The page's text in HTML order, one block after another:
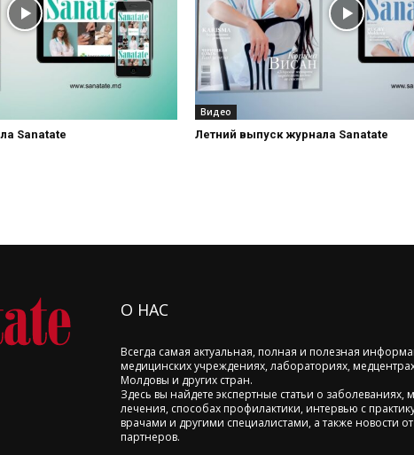
Sanatate
Видео
Летний выпуск журнала Sanatate
О НАС
Всегда самая актуальная, полная и полезная
медицинских учреждениях, лабораториях,
Молдовы и других стран.
Здесь вы найдете экспертные статьи о заболеваниях,
лечения, способах профилактики, интервью с
врачами и другими специалистами, а также новости
партнеров.